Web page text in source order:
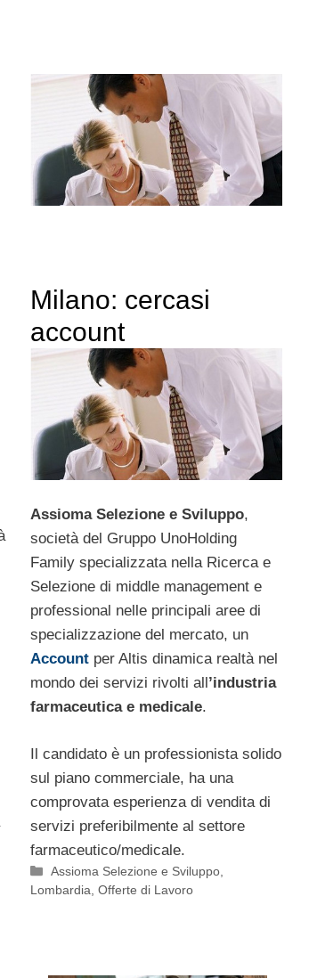
Milano: cercasi
account
Assioma Selezione e Sviluppo,
società del Gruppo UnoHolding
Family specializzata nella Ricerca e
Selezione di middle management e
professional nelle principali aree di
specializzazione del mercato, un
Accountper Altis dinamica realtà nel
mondo dei servizi rivolti all ’industria
farmaceutica e medicale.
Il candidato è un professionista solido
sul piano commerciale, ha una
comprovata esperienza di vendita di
servizi preferibilmente al settore
farmaceutico/medicale.
Categorie
Assioma Selezione e Sviluppo
Lombardia Offerte di Lavoro